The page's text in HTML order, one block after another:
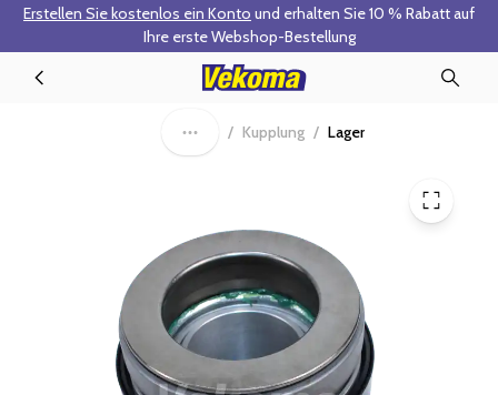
Zum Hauptinhalt springen
Erstellen Sie kostenlos ein Konto und erhalten Sie 10 % Rabatt auf
Ihre erste Webshop-Bestellung
90-0202 - Ausrücklager
/ Kupplung / Lager